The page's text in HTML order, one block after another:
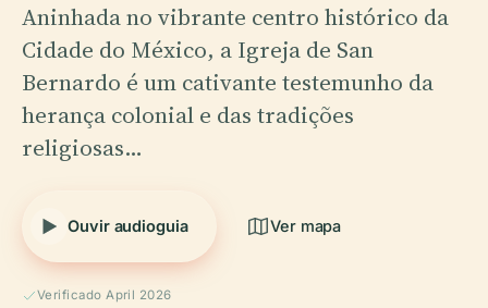
Aninhada no vibrante centro histórico da
Cidade do México, a Igreja de San
Bernardo é um cativante testemunho da
herança colonial e das tradições
religiosas…
Ouvir audioguia Ver mapa
Verificado April 2026